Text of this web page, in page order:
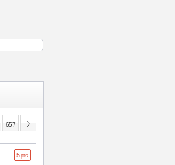
657
5pts